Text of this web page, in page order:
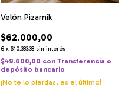
Velón Pizarnik
$62.000,00
6 x $10.333,33 sin interés
$49.600,00 con Transferencia o
depósito bancario
¡No te lo pierdas, es el último!